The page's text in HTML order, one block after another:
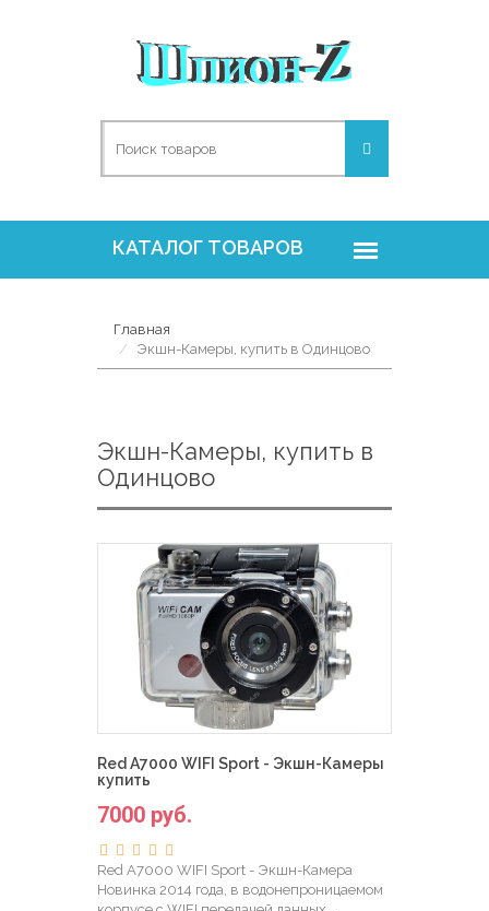
Главная
Экшн-Камеры, купить в Одинцово
Экшн-Камеры, купить в
Одинцово
Red A7000 WIFI Sport - Экшн-Камеры
купить
7000 руб.
Red A7000 WIFI Sport - Экшн-Камера
Новинка 2014 года, в водонепроницаемом